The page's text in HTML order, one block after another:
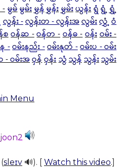
မွမ်မွမ်း မွှန်မွှန်းမွှမ်းယွန်းရွံ ရွံ့ ရွှံ့
လွန်း -လွန်းတ - လွန်းအလွမ်းလွှံ့ ဝံ
စဝန်ဆ -ဝန်တ -ဝန်ဓ -ဝန်းဝမ်း -
-ဝမ်းနည်း -ဝမ်းနုတ် -ဝမ်းပ - ဝမ်း
- ဝမ်းအဝှန်ဝှန်းသွံသွန်သွန်းသွမ်း
Menu
(sleɪv 🔊). [ Watch this video.]